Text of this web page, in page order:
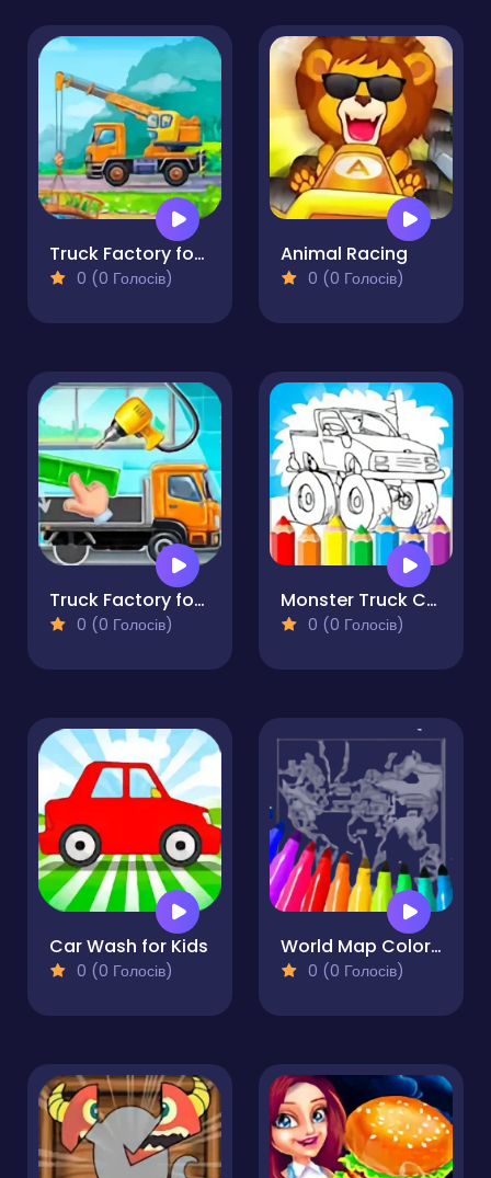
Truck Factory for Kids 2
0 (0 Голосів)
Animal Racing
0 (0 Голосів)
Truck Factory for Kids
0 (0 Голосів)
Monster Truck Coloring Pages For Kids
0 (0 Голосів)
Car Wash for Kids
0 (0 Голосів)
World Map Coloring For Kids
0 (0 Голосів)